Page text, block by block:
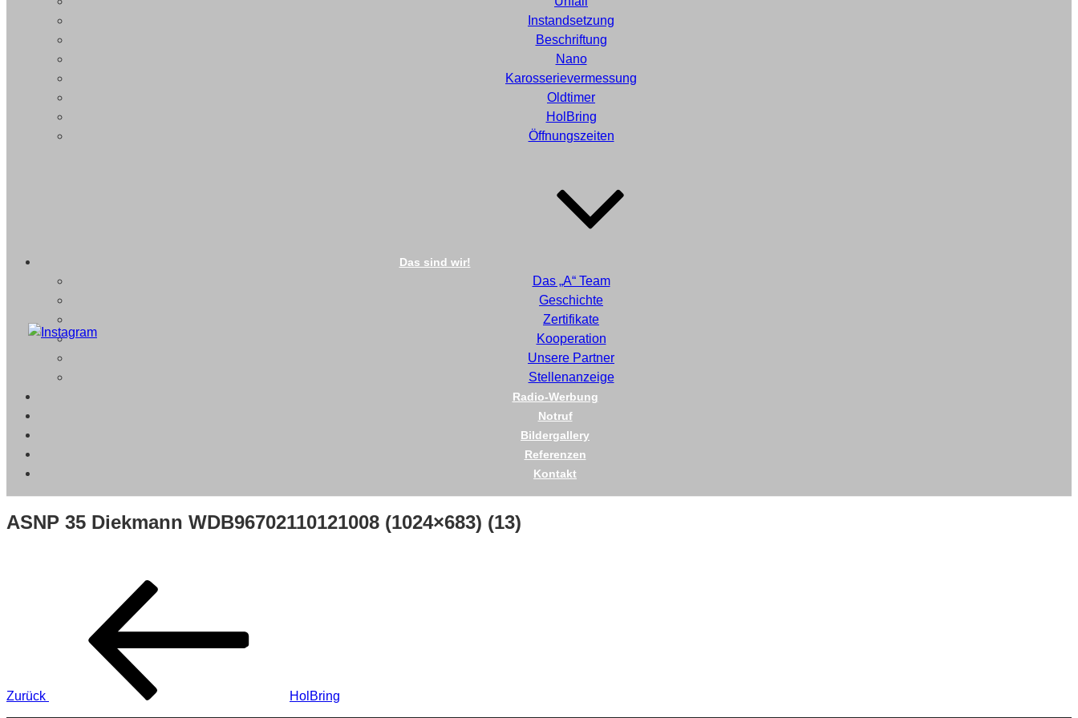
Instandsetzung
Beschriftung
Nano
Karosserievermessung
Oldtimer
HolBring
Öffnungszeiten
Das sind wir!
Das „A“ Team
Geschichte
Zertifikate
Kooperation
Unsere Partner
Stellenanzeige
Radio-Werbung
Notruf
Bildergallery
Referenzen
Kontakt
ASNP 35 Diekmann WDB96702110121008 (1024×683) (13)
Beitragsnavigation
Zurück HolBring